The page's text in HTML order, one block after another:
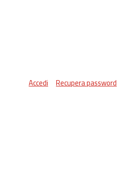
Accedi Recupera password